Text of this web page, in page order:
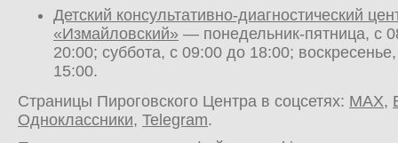
Детский консультативно-диагностический
«Измайловский» — понедельник-пятница, с
20:00; суббота, с 09:00 до 18:00;
15:00.
Страницы Пироговского Центра в соцсетях: MAX,
Одноклассники, Telegram.